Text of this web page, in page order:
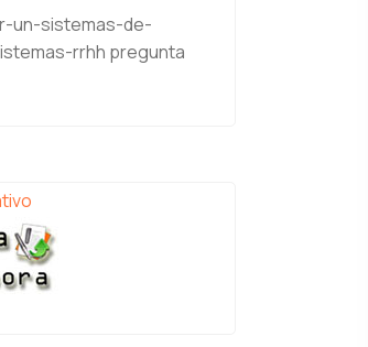
un-sistemas-de-
rrhh pregunta